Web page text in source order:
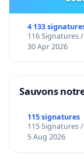
4 133
116 Signatures
30 Apr 2026
Sauvons
115 signatures
115 Signatures
5 Aug 2026